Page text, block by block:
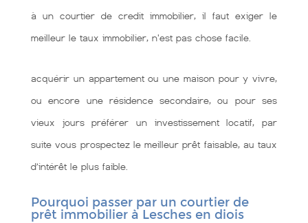
à un courtier de credit immobilier, il faut exiger le
meilleur le taux immobilier, n'est pas chose facile.
acquérir un appartement ou une maison pour y vivre,
ou encore une résidence secondaire, ou pour ses
vieux jours préférer un investissement locatif, par
suite vous prospectez le meilleur prêt faisable, au taux
d’intérêt le plus faible.
Pourquoi passer par un courtier de
prêt immobilier à Lesches en diois